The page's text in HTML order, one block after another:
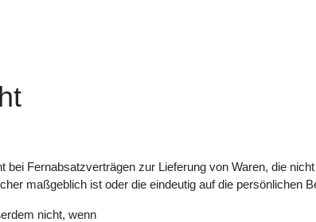
bei Fernabsatzverträgen zur Lieferung von Waren, die
maßgeblich ist oder die eindeutig auf die persönlichen
nicht, wenn